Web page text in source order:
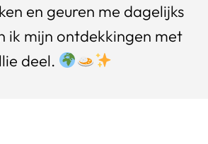
en geuren me dagelijks
ik mijn ontdekkingen met
deel.